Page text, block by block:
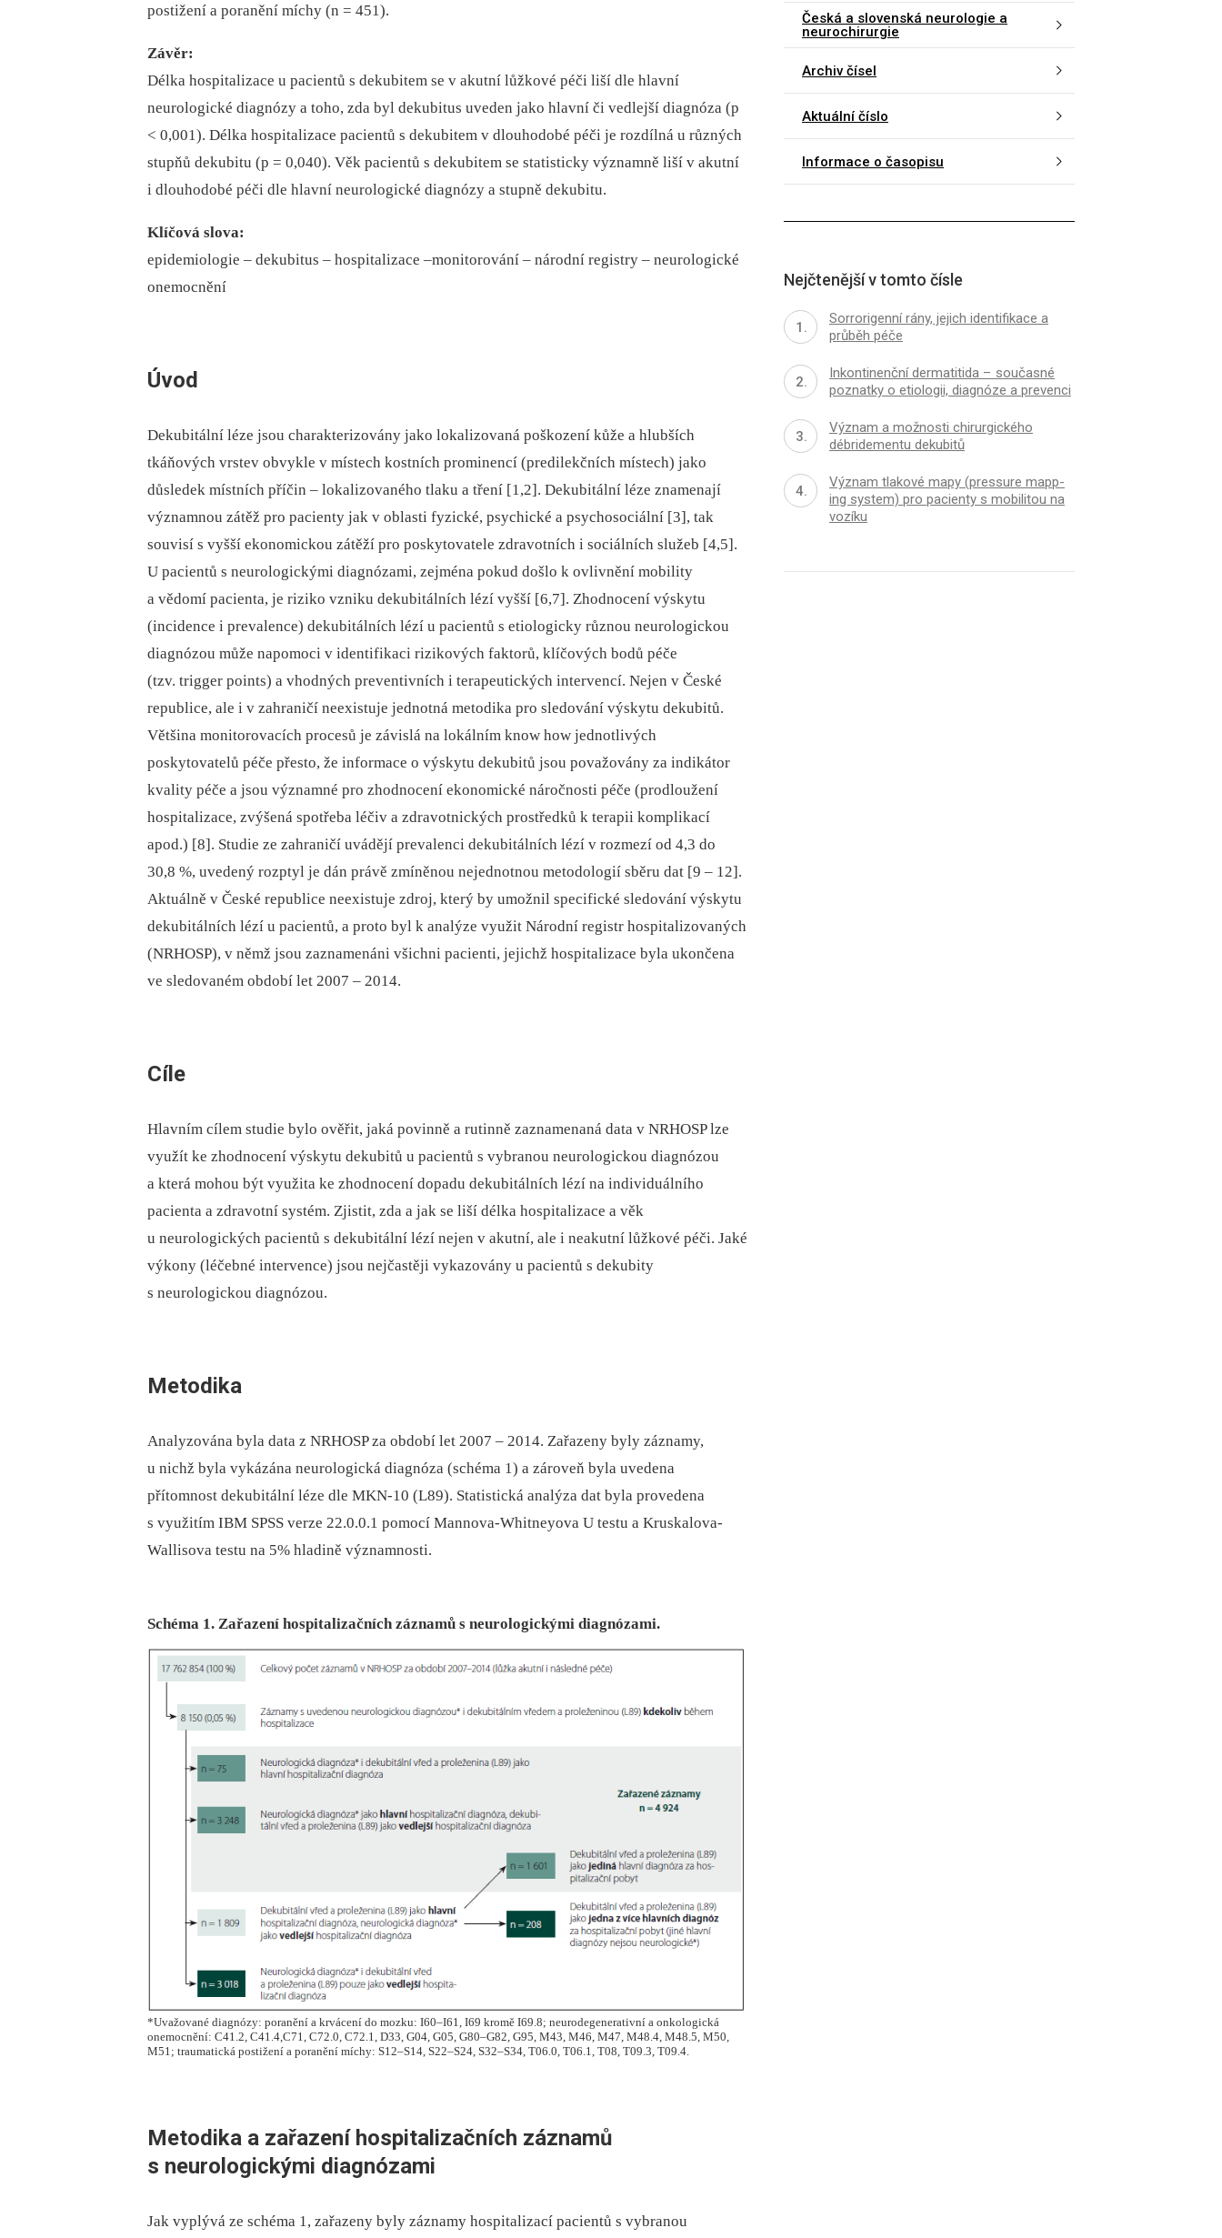
postižení a poranění míchy (n = 451).
Závěr:
Délka hospitalizace u pacientů s dekubitem se v akutní lůžkové péči liší dle hlavní
neurologické diagnózy a toho, zda byl dekubitus uveden jako hlavní či vedlejší diagnóza (p
< 0,001). Délka hospitalizace pacientů s dekubitem v dlouhodobé péči je rozdílná u různých
stupňů dekubitu (p = 0,040). Věk pacientů s dekubitem se statisticky významně liší v akutní
i dlouhodobé péči dle hlavní neurologické diagnózy a stupně dekubitu.
Klíčová slova:
epidemiologie –⁠ dekubitus –⁠ hospitalizace –monitorování –⁠ národní registry –⁠ neurologické
onemocnění
Úvod
Dekubitální léze jsou charakterizovány jako lokalizovaná poškození kůže a hlubších
tkáňových vrstev obvykle v místech kostních prominencí (predilekčních místech) jako
důsledek místních příčin –⁠ lokalizovaného tlaku a tření [1,2]. Dekubitální léze znamenají
významnou zátěž pro pacienty jak v oblasti fyzické, psychické a psychosociální [3], tak
souvisí s vyšší ekonomickou zátěží pro poskytovatele zdravotních i sociálních služeb [4,5].
U pacientů s neurologickými diagnózami, zejména pokud došlo k ovlivnění mobility
a vědomí pa­cienta, je riziko vzniku dekubitálních lézí vyšší [6,7]. Zhodnocení výskytu
(incidence i prevalence) dekubitálních lézí u pacientů s etiologicky různou neurologickou
diagnózou může napomoci v identifikaci rizikových faktorů, klíčových bodů péče
(tzv. trigger points) a vhodných preventivních i terapeutických intervencí. Nejen v České
republice, ale i v zahraničí neexistuje jednotná metodika pro sledování výskytu dekubitů.
Většina monitorovacích procesů je závislá na lokálním know how jednotlivých
poskytovatelů péče přesto, že informace o výskytu dekubitů jsou považovány za indikátor
kvality péče a jsou významné pro zhodnocení ekonomické náročnosti péče (prodloužení
hospitalizace, zvýšená spotřeba léčiv a zdravotnických prostředků k terapii komplikací
apod.) [8]. Studie ze zahraničí uvádějí prevalenci dekubitálních lézí v rozmezí od 4,3 do
30,8 %, uvedený rozptyl je dán právě zmíněnou nejednotnou metodologií sběru dat [9 –⁠ 12].
Aktuálně v České republice neexistuje zdroj, který by umožnil specifické sledování výskytu
dekubitálních lézí u pacientů, a proto byl k analýze využit Národní registr hospitalizovaných
(NRHOSP), v němž jsou zaznamenáni všichni pacienti, jejichž hospitalizace byla ukončena
ve sledovaném období let 2007 –⁠ 2014.
Cíle
Hlavním cílem studie bylo ověřit, jaká povinně a rutinně zaznamenaná data v NRHOSP lze
využít ke zhodnocení výskytu dekubitů u pacientů s vybranou neurologickou diagnózou
a která mohou být využita ke zhodnocení dopadu dekubitálních lézí na individuálního
pacienta a zdravotní systém. Zjistit, zda a jak se liší délka hospitalizace a věk
u neurologických pacientů s dekubitální lézí nejen v akutní, ale i neakutní lůžkové péči. Jaké
výkony (léčebné intervence) jsou nejčastěji vykazovány u pacientů s dekubity
s neurologickou diagnózou.
Metodika
Analyzována byla data z NRHOSP za období let 2007 –⁠ 2014. Zařazeny byly záznamy,
u nichž byla vykázána neurologická diagnóza (schéma 1) a zároveň byla uvedena
přítomnost dekubitální léze dle MKN-10 (L89). Statistická analýza dat byla provedena
s využitím IBM SPSS verze 22.0.0.1 pomocí Mannova-Whitneyova U testu a Kruskalova-
Wallisova testu na 5% hladině významnosti.
Schéma 1. Zařazení hospitalizačních záznamů s neurologickými diagnózami.
*Uvažované diagnózy: poranění a krvácení do mozku: I60–I61, I69 kromě I69.8; neurodegenerativní a onkologická
onemocnění: C41.2, C41.4,C71, C72.0, C72.1, D33, G04, G05, G80–G82, G95, M43, M46, M47, M48.4, M48.5, M50,
M51; traumatická postižení a poranění míchy: S12–S14, S22–S24, S32–S34, T06.0, T06.1, T08, T09.3, T09.4.
Metodika a zařazení hospitalizačních záznamů
s neurologickými diagnózami
Jak vyplývá ze schéma 1, zařazeny byly záznamy hospitalizací pacientů s vybranou
Česká a slovenská neurologie a
neurochirurgie
Archiv čísel
Aktuální číslo
Informace o časopisu
Nejčtenější v tomto čísle
Sor­rorigen­ní rány, jejich identifikace a
průběh péče
Inkontinenční dermatitida – současné
poznatky o etiologii, dia­gnóze a prevenci
Význam a možnosti chirurgického
débridementu dekubitů
Význam tlakové mapy (pres­sure mapp­
ing system) pro pa­cienty s mobilitou na
vozíku